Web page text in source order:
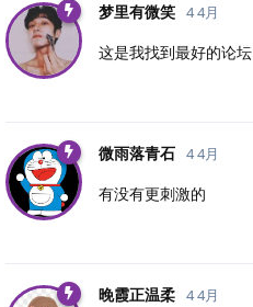
梦里有微笑 4 4月
这是我找到最好的论坛
微雨落青石 4 4月
有没有更刺激的
晚霞正温柔 4 4月